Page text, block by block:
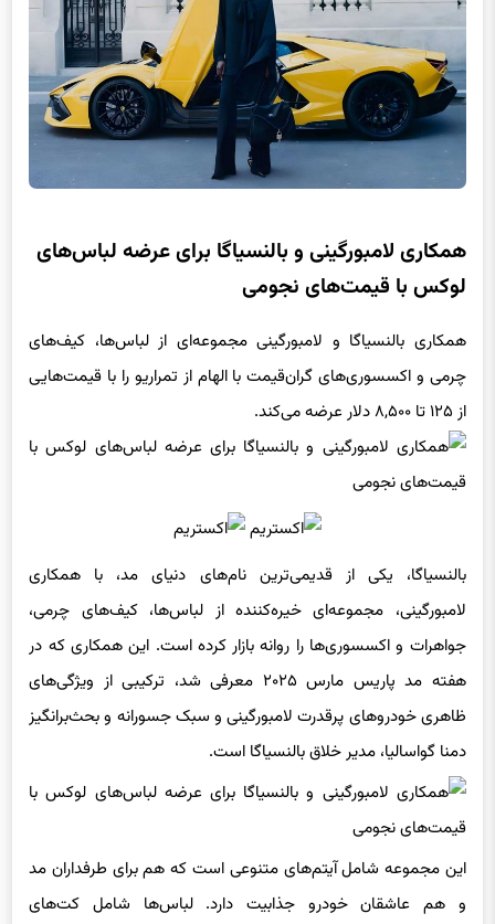
همکاری لامبورگینی و بالنسیاگا برای عرضه لباس‌های
لوکس با قیمت‌های نجومی
همکاری بالنسیاگا و لامبورگینی مجموعه‌ای از لباس‌ها، کیف‌های
چرمی و اکسسوری‌های گران‌قیمت با الهام از تمراریو را با قیمت‌هایی
از ۱۲۵ تا ۸,۵۰۰ دلار عرضه می‌کند.
بالنسیاگا، یکی از قدیمی‌ترین نام‌های دنیای مد، با همکاری
لامبورگینی، مجموعه‌ای خیره‌کننده از لباس‌ها، کیف‌های چرمی،
جواهرات و اکسسوری‌ها را روانه بازار کرده است. این همکاری که در
هفته مد پاریس مارس ۲۰۲۵ معرفی شد، ترکیبی از ویژگی‌های
ظاهری خودروهای پرقدرت لامبورگینی و سبک جسورانه و بحث‌برانگیز
دمنا گواسالیا، مدیر خلاق بالنسیاگا است.
این مجموعه شامل آیتم‌های متنوعی است که هم برای طرفداران مد
و هم عاشقان خودرو جذابیت دارد. لباس‌ها شامل کت‌های